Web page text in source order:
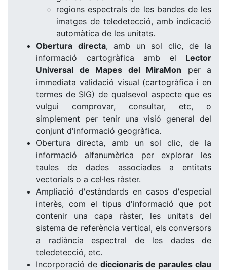
regions espectrals de les bandes de les
imatges de teledetecció, amb indicació
automàtica de les unitats.
Obertura directa, amb un sol clic, de la
informació cartogràfica amb el Lector
Universal de Mapes del MiraMon per a
immediata validació visual (cartogràfica i en
termes de SIG) de qualsevol aspecte que es
vulgui comprovar, consultar, etc, o
simplement per tenir una visió general del
conjunt d'informació geogràfica.
Obertura directa, amb un sol clic, de la
informació alfanumèrica per explorar les
taules de dades associades a entitats
vectorials o a cel·les ràster.
Ampliació d'estàndards en casos d'especial
interès, com el tipus d'informació que pot
contenir una capa ràster, les unitats del
sistema de referència vertical, els conversors
a radiància espectral de les dades de
teledetecció, etc.
Incorporació de diccionaris de paraules clau